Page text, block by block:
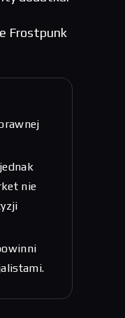
Frostpunk
nie